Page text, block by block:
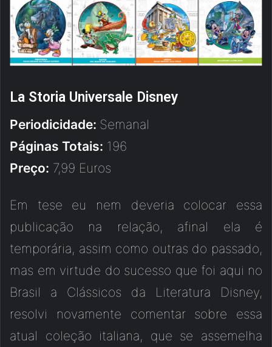
La Storia Universale Disney
Periodicidade: Semanal
Páginas Totais: 196
Preço: 7,99 Euros
Em tese eu nem deveria colocar essa
publicação na relação, afinal ela é
temporária, assim como outras do passado,
mas em virtude do sucesso que foi aqui no
Brasil a Clássicos da Literatura Disney,
resolvi novamente comentar sobre essa
atual coleção italiana, que se assemelha